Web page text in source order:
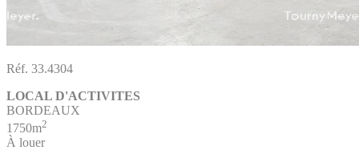
Réf. 33.4304
LOCAL D'ACTIVITES
BORDEAUX
1750m2
À louer